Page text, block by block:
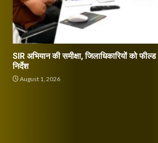
SIR अभियान की समीक्षा, जिलाधिकारियों को
निर्देश
August 1, 2026